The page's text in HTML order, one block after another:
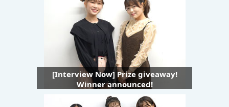
[Interview Now] Prize giveaway!
Winner announced!